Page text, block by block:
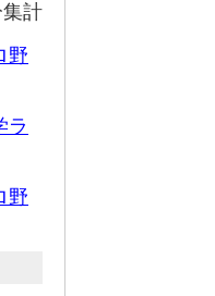
計
野
ラ
野